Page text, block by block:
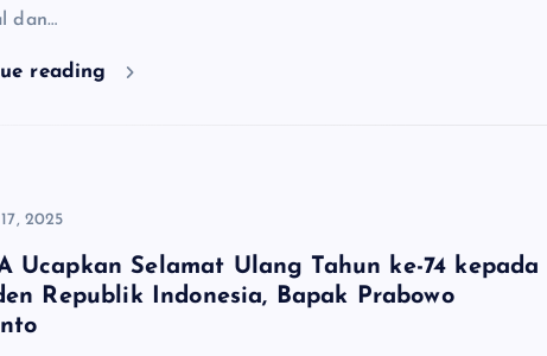
dan…
reading
2025
Ucapkan Selamat Ulang Tahun ke-74 kepada
Republik Indonesia, Bapak Prabowo